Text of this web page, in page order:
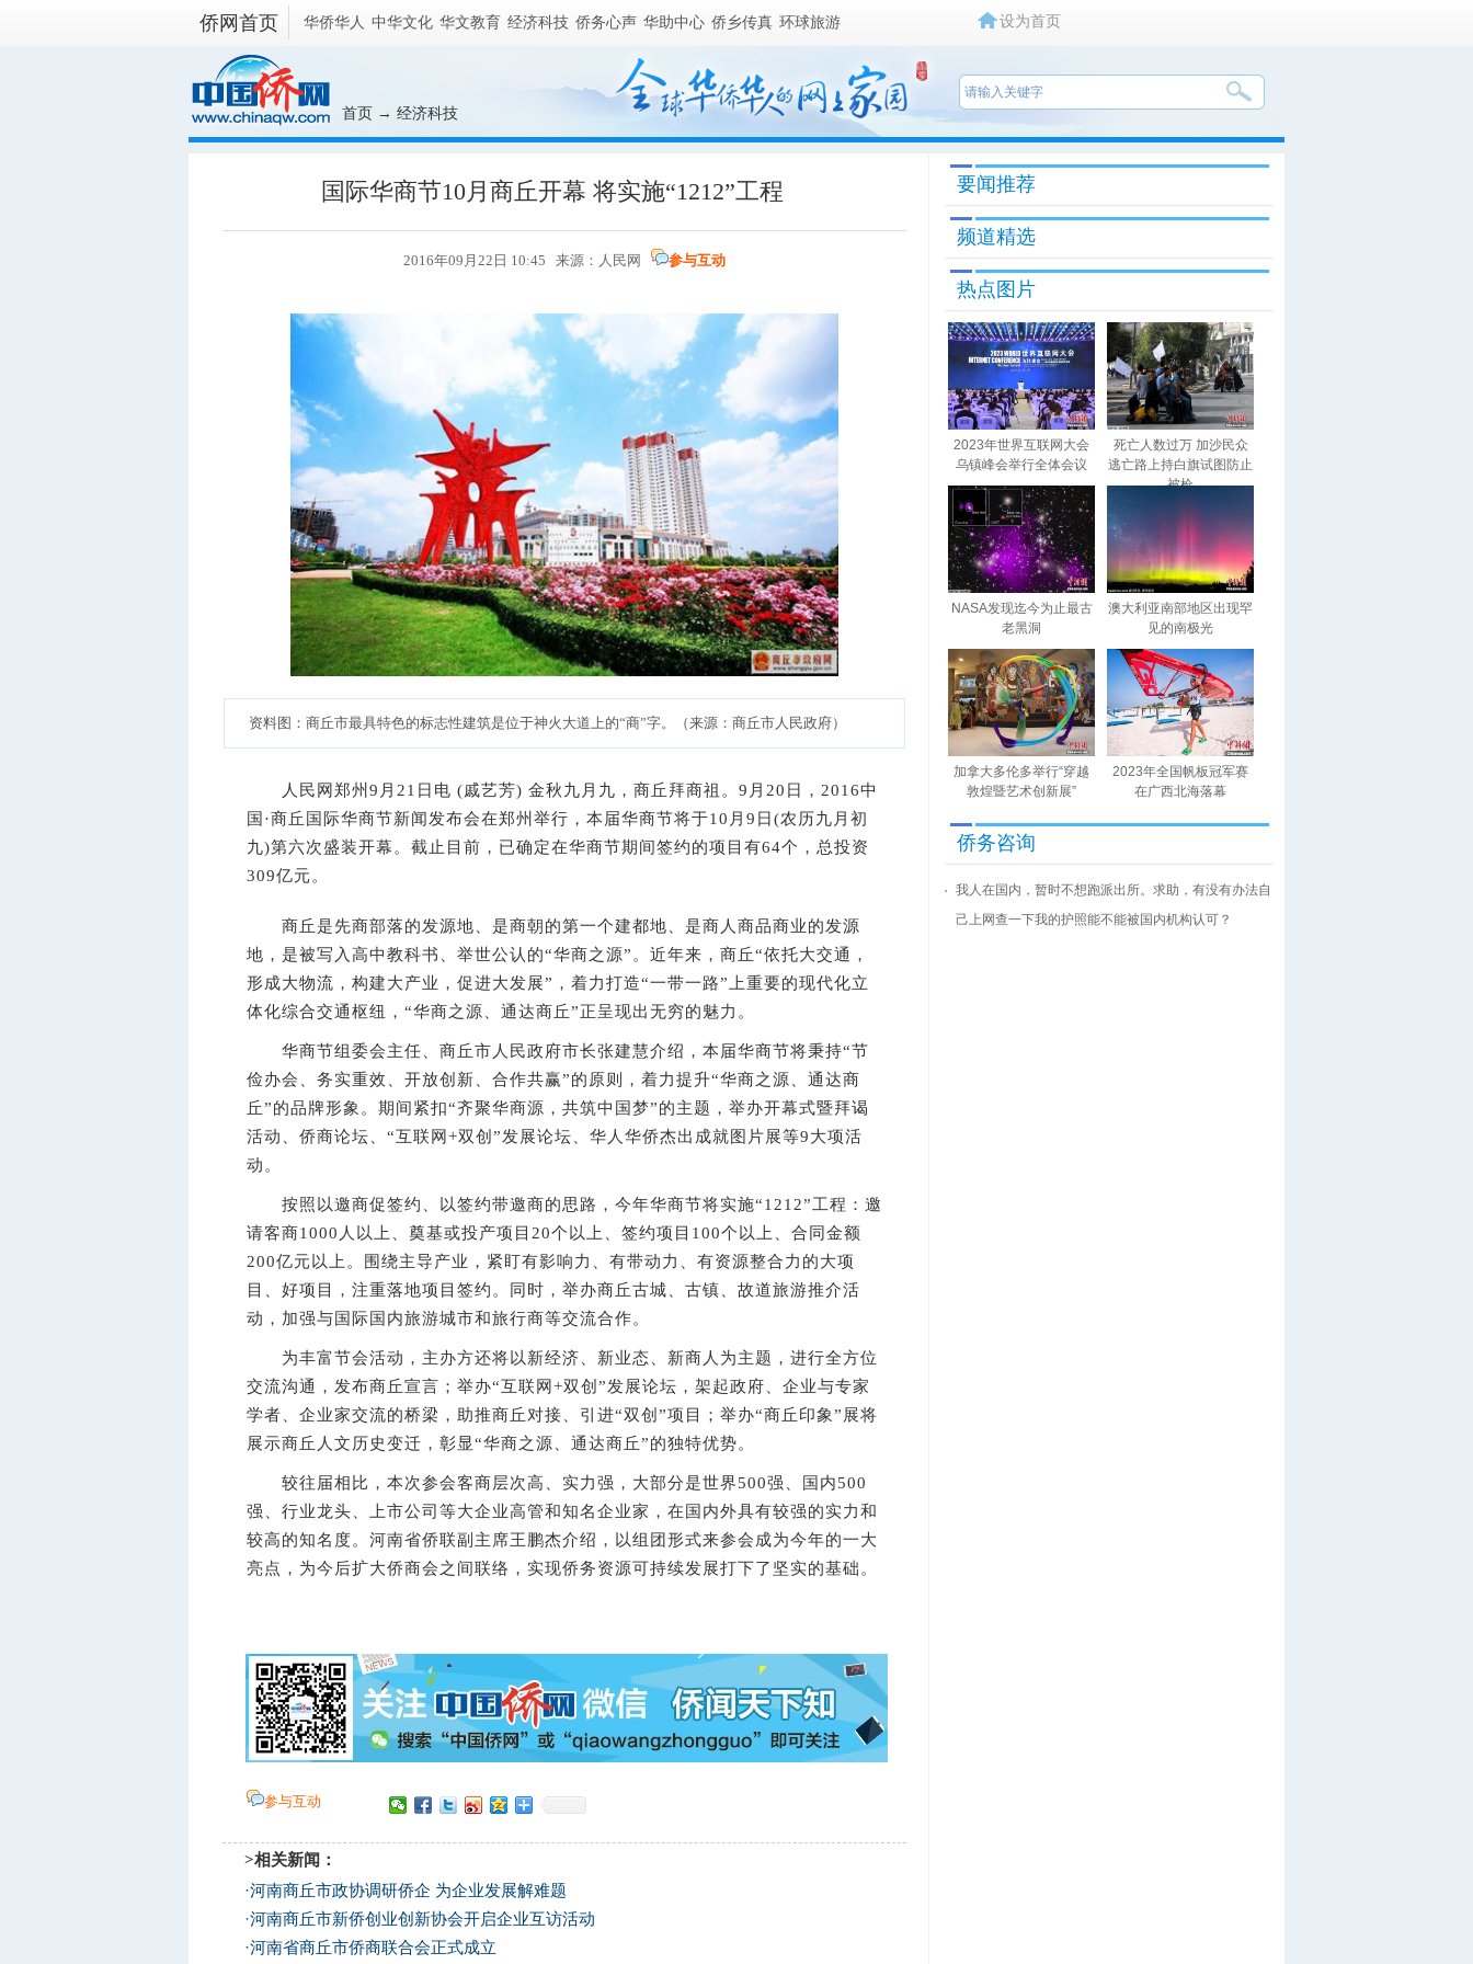
侨网首页 华侨华人 中华文化 华文教育 经济科技 侨务心声 华助中心 侨乡传真 环球旅游 设为首页
首页 → 经济科技
国际华商节10月商丘开幕 将实施“1212”工程
2016年09月22日 10:45 来源：人民网 参与互动
资料图：商丘市最具特色的标志性建筑是位于神火大道上的“商”字。（来源：商丘市人民政府）
人民网郑州9月21日电 (戚艺芳) 金秋九月九，商丘拜商祖。9月20日，2016中
国·商丘国际华商节新闻发布会在郑州举行，本届华商节将于10月9日(农历九月初
九)第六次盛装开幕。截止目前，已确定在华商节期间签约的项目有64个，总投资
309亿元。
商丘是先商部落的发源地、是商朝的第一个建都地、是商人商品商业的发源
地，是被写入高中教科书、举世公认的“华商之源”。近年来，商丘“依托大交通，
形成大物流，构建大产业，促进大发展”，着力打造“一带一路”上重要的现代化立
体化综合交通枢纽，“华商之源、通达商丘”正呈现出无穷的魅力。
华商节组委会主任、商丘市人民政府市长张建慧介绍，本届华商节将秉持“节
俭办会、务实重效、开放创新、合作共赢”的原则，着力提升“华商之源、通达商
丘”的品牌形象。期间紧扣“齐聚华商源，共筑中国梦”的主题，举办开幕式暨拜谒
活动、侨商论坛、“互联网+双创”发展论坛、华人华侨杰出成就图片展等9大项活
动。
按照以邀商促签约、以签约带邀商的思路，今年华商节将实施“1212”工程：邀
请客商1000人以上、奠基或投产项目20个以上、签约项目100个以上、合同金额
200亿元以上。围绕主导产业，紧盯有影响力、有带动力、有资源整合力的大项
目、好项目，注重落地项目签约。同时，举办商丘古城、古镇、故道旅游推介活
动，加强与国际国内旅游城市和旅行商等交流合作。
为丰富节会活动，主办方还将以新经济、新业态、新商人为主题，进行全方位
交流沟通，发布商丘宣言；举办“互联网+双创”发展论坛，架起政府、企业与专家
学者、企业家交流的桥梁，助推商丘对接、引进“双创”项目；举办“商丘印象”展将
展示商丘人文历史变迁，彰显“华商之源、通达商丘”的独特优势。
较往届相比，本次参会客商层次高、实力强，大部分是世界500强、国内500
强、行业龙头、上市公司等大企业高管和知名企业家，在国内外具有较强的实力和
较高的知名度。河南省侨联副主席王鹏杰介绍，以组团形式来参会成为今年的一大
亮点，为今后扩大侨商会之间联络，实现侨务资源可持续发展打下了坚实的基础。
参与互动
>相关新闻：
·河南商丘市政协调研侨企 为企业发展解难题
·河南商丘市新侨创业创新协会开启企业互访活动
·河南省商丘市侨商联合会正式成立
要闻推荐
频道精选
热点图片
2023年世界互联网大会
乌镇峰会举行全体会议
死亡人数过万 加沙民众
逃亡路上持白旗试图防止
被枪
NASA发现迄今为止最古
老黑洞
澳大利亚南部地区出现罕
见的南极光
加拿大多伦多举行“穿越
敦煌暨艺术创新展”
2023年全国帆板冠军赛
在广西北海落幕
侨务咨询
我人在国内，暂时不想跑派出所。求助，有没有办法自
己上网查一下我的护照能不能被国内机构认可？